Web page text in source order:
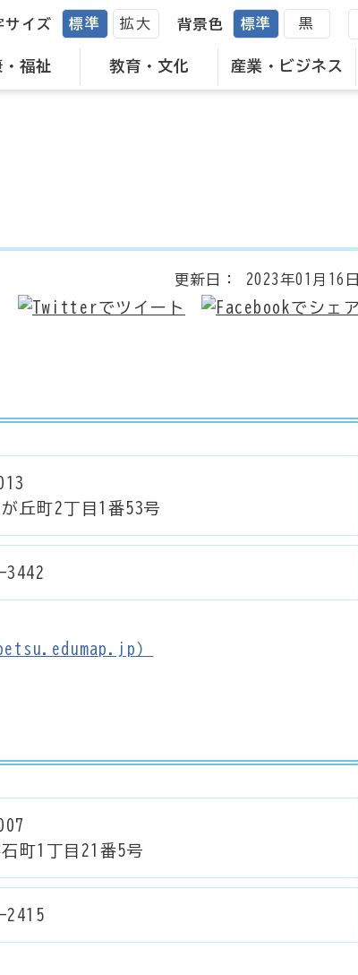
福祉 教育・文化 産業・ビジネス
サイズ 標準 拡大 背景色 標準 黒
更新日： 2023年01月16日
丘町2丁目1番53号
3442
）
町1丁目21番5号
2415